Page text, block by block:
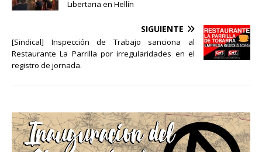
Libertaria en Hellín
SIGUIENTE
[Sindical] Inspección de Trabajo sanciona al
Restaurante La Parrilla por irregularidades en el
registro de jornada.